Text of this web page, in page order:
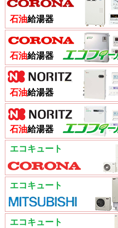
石油給湯器
石油給湯器
石油給湯器
石油給湯器
エコキュート
エコキュート
エコキュート